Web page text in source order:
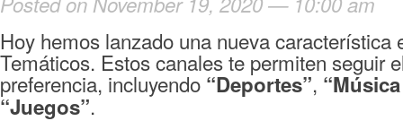
Hoy hemos lanzado una nueva característica
Temáticos. Estos canales te permiten seguir
preferencia, incluyendo “Deportes”,
“Juegos”.